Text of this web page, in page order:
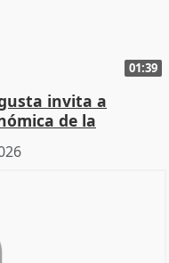
01:39
invita a
de la